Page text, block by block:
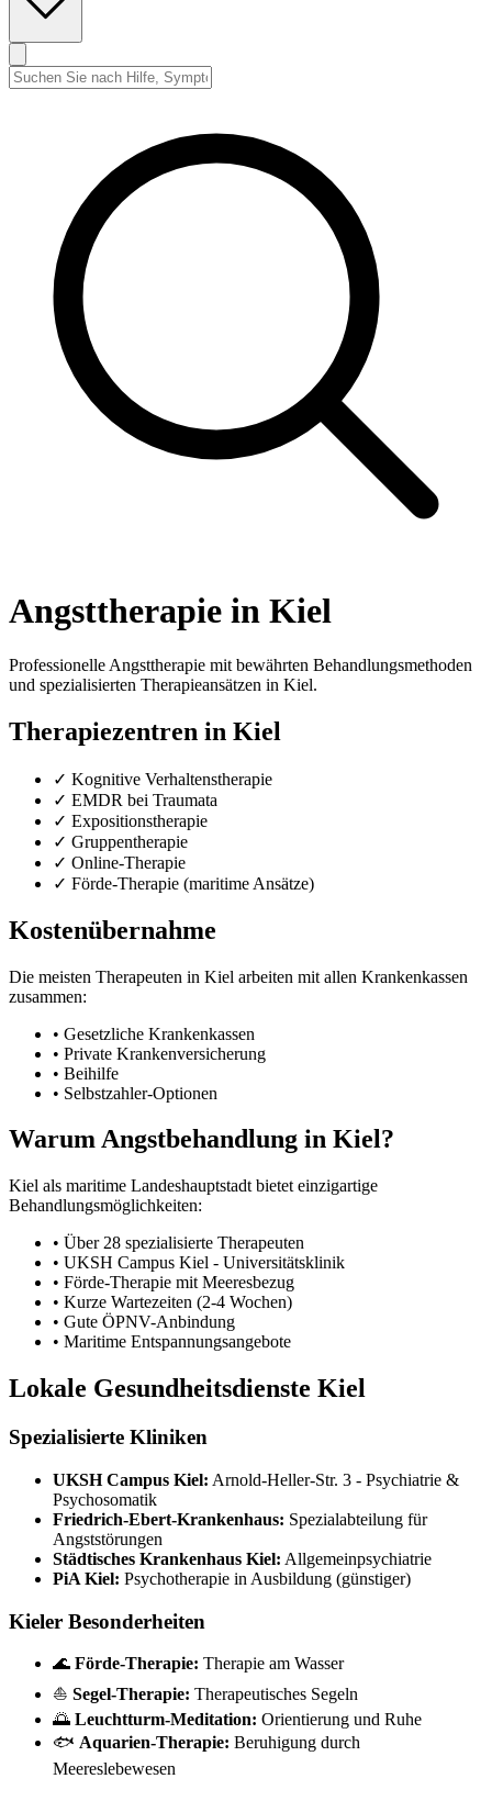
Angsttherapie in Kiel
Professionelle Angsttherapie mit bewährten Behandlungsmethoden
und spezialisierten Therapieansätzen in Kiel.
Therapiezentren in Kiel
✓ Kognitive Verhaltenstherapie
✓ EMDR bei Traumata
✓ Expositionstherapie
✓ Gruppentherapie
✓ Online-Therapie
✓ Förde-Therapie (maritime Ansätze)
Kostenübernahme
Die meisten Therapeuten in Kiel arbeiten mit allen Krankenkassen
zusammen:
• Gesetzliche Krankenkassen
• Private Krankenversicherung
• Beihilfe
• Selbstzahler-Optionen
Warum Angstbehandlung in Kiel?
Kiel als maritime Landeshauptstadt bietet einzigartige
Behandlungsmöglichkeiten:
• Über 28 spezialisierte Therapeuten
• UKSH Campus Kiel - Universitätsklinik
• Förde-Therapie mit Meeresbezug
• Kurze Wartezeiten (2-4 Wochen)
• Gute ÖPNV-Anbindung
• Maritime Entspannungsangebote
Lokale Gesundheitsdienste Kiel
Spezialisierte Kliniken
UKSH Campus Kiel: Arnold-Heller-Str. 3 - Psychiatrie &
Psychosomatik
Friedrich-Ebert-Krankenhaus: Spezialabteilung für
Angststörungen
Städtisches Krankenhaus Kiel: Allgemeinpsychiatrie
PiA Kiel: Psychotherapie in Ausbildung (günstiger)
Kieler Besonderheiten
🌊 Förde-Therapie: Therapie am Wasser
⛵ Segel-Therapie: Therapeutisches Segeln
🌅 Leuchtturm-Meditation: Orientierung und Ruhe
🐟 Aquarien-Therapie: Beruhigung durch
Meereslebewesen